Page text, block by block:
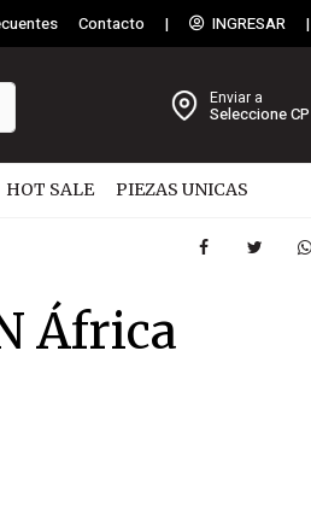
Contacto | INGRESAR |
Enviar a
Seleccione CP
HOT SALE PIEZAS UNICAS
África